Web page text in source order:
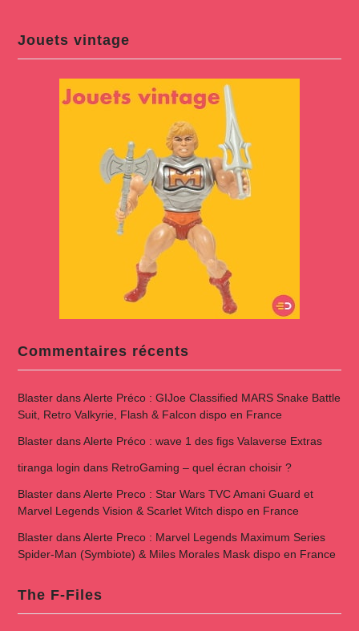
Jouets vintage
Commentaires récents
BlasterdansAlerte Préco : GIJoe Classified MARS Snake Battle
Suit, Retro Valkyrie, Flash & Falcon dispo en France
BlasterdansAlerte Préco : wave 1 des figs Valaverse Extras
tiranga login dans RetroGaming – quel écran choisir ?
BlasterdansAlerte Preco : Star Wars TVC Amani Guard et
Marvel Legends Vision & Scarlet Witch dispo en France
BlasterdansAlerte Preco : Marvel Legends Maximum Series
Spider-Man (Symbiote) & Miles Morales Mask dispo en France
The F-Files